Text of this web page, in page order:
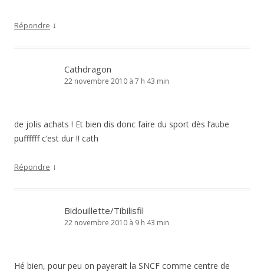
Répondre ↓
Cathdragon
22 novembre 2010 à 7 h 43 min
de jolis achats ! Et bien dis donc faire du sport dès l’aube
puffffff c’est dur !! cath
Répondre ↓
Bidouillette/Tibilisfil
22 novembre 2010 à 9 h 43 min
Hé bien, pour peu on payerait la SNCF comme centre de